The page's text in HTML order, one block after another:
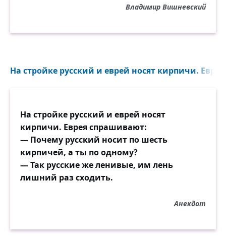
Владимир Вишневский
На стройке русский и еврей носят кирпичи.
На стройке русский и еврей носят
кирпичи. Еврея спрашивают:
— Почему русский носит по шесть
кирпичей, а ты по одному?
— Так русские же ленивые, им лень
лишний раз сходить.
Анекдот